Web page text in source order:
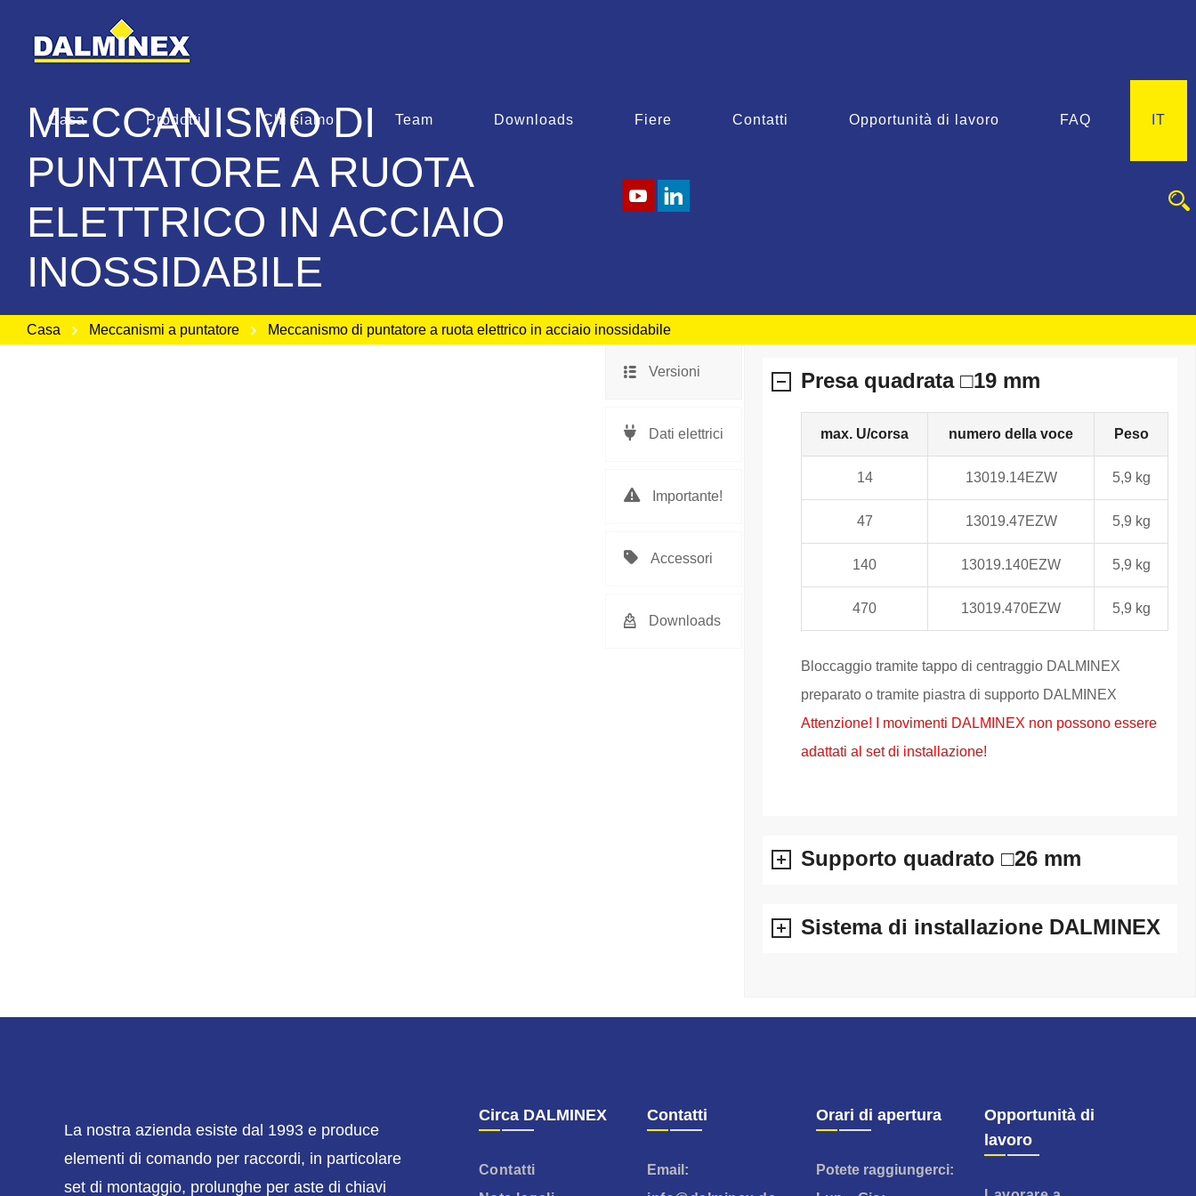
Casa Prodotti Chi siamo Team Downloads Fiere Contatti Opportunità di lavoro FAQ IT
MECCANISMO DI
PUNTATORE A RUOTA
ELETTRICO IN ACCIAIO
INOSSIDABILE
Casa Meccanismi a puntatore Meccanismo di puntatore a ruota elettrico in acciaio inossidabile
Versioni
Dati elettrici
Importante!
Accessori
Downloads
Presa quadrata □19 mm
max. U/corsa numero della voce Peso
14 13019.14EZW 5,9 kg
47 13019.47EZW 5,9 kg
140 13019.140EZW 5,9 kg
470 13019.470EZW 5,9 kg
Bloccaggio tramite tappo di centraggio DALMINEX
preparato o tramite piastra di supporto DALMINEX
Attenzione! I movimenti DALMINEX non possono essere
adattati al set di installazione!
Supporto quadrato □26 mm
Sistema di installazione DALMINEX
La nostra azienda esiste dal 1993 e produce
elementi di comando per raccordi, in particolare
set di montaggio, prolunghe per aste di chiavi
Circa DALMINEX
Contatti
Contatti
Email:
Orari di apertura
Potete raggiungerci:
Opportunità di
lavoro